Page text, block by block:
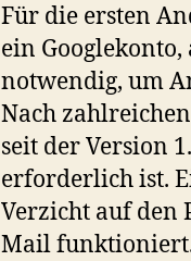
Für die ersten
ein Googlekonto,
notwendig, um
Nach
seit der Version
erforderlich ist.
Verzicht auf den
Mail